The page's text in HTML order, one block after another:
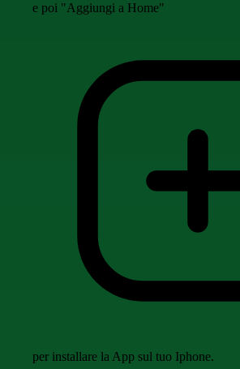
e poi "Aggiungi a Home"
per installare la App sul tuo Iphone.